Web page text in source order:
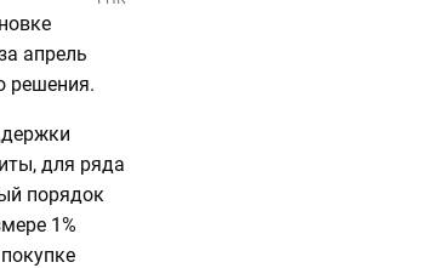
апрель
решения.
для ряда
порядок
1%